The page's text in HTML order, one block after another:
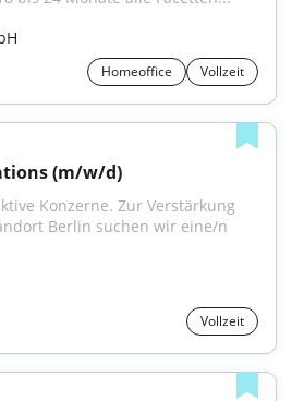
Homeoffice Vollzeit
(m/w/d)
Konzerne. Zur Verstärkung
Vollzeit